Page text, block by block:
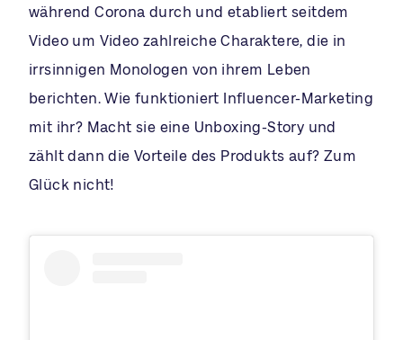
während Corona durch und etabliert seitdem
Video um Video zahlreiche Charaktere, die in
irrsinnigen Monologen von ihrem Leben
berichten. Wie funktioniert Influencer-Marketing
mit ihr? Macht sie eine Unboxing-Story und
zählt dann die Vorteile des Produkts auf? Zum
Glück nicht!